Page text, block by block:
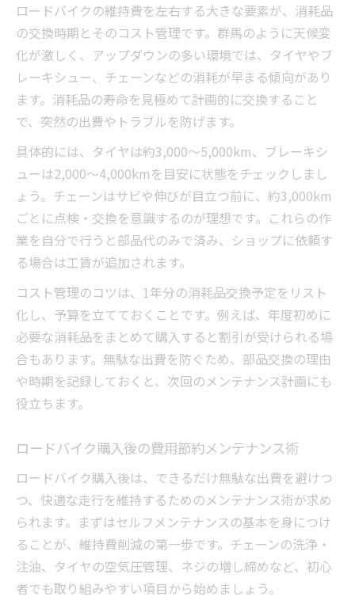
ロードバイクの維持費を左右する大きな要素が、消耗品
の交換時期とそのコスト管理です。群馬のように天候変
化が激しく、アップダウンの多い環境では、タイヤやブ
レーキシュー、チェーンなどの消耗が早まる傾向があり
ます。消耗品の寿命を見極めて計画的に交換すること
で、突然の出費やトラブルを防げます。
具体的には、タイヤは約3,000～5,000km、ブレーキシ
ューは2,000～4,000kmを目安に状態をチェックしまし
ょう。チェーンはサビや伸びが目立つ前に、約3,000km
ごとに点検・交換を意識するのが理想です。これらの作
業を自分で行うと部品代のみで済み、ショップに依頼す
る場合は工賃が追加されます。
コスト管理のコツは、1年分の消耗品交換予定をリスト
化し、予算を立てておくことです。例えば、年度初めに
必要な消耗品をまとめて購入すると割引が受けられる場
合もあります。無駄な出費を防ぐため、部品交換の理由
や時期を記録しておくと、次回のメンテナンス計画にも
役立ちます。
ロードバイク購入後の費用節約メンテナンス術
ロードバイク購入後は、できるだけ無駄な出費を避けつ
つ、快適な走行を維持するためのメンテナンス術が求め
られます。まずはセルフメンテナンスの基本を身につけ
ることが、維持費削減の第一歩です。チェーンの洗浄・
注油、タイヤの空気圧管理、ネジの増し締めなど、初心
者でも取り組みやすい項目から始めましょう。